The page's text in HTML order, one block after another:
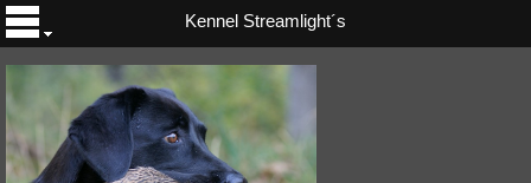
Kennel Streamlight´s